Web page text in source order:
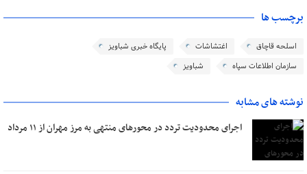
برچسب ها
اسلحه قاچاق اغتشاشات
پایگاه خبری شباویز
سازمان اطلاعات سپاه
شباویز
نوشته های مشابه
اجرای محدودیت تردد در محورهای منتهی به مرز مهران از ۱۱ مرداد